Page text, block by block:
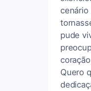
pude
Quero